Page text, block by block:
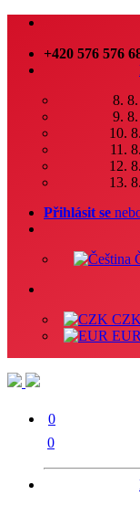
+420 576 576
8. 8.
9. 8.
10. 8.
11. 8.
12. 8.
13. 8.
Přihlásit se
CZK
EUR
0
0